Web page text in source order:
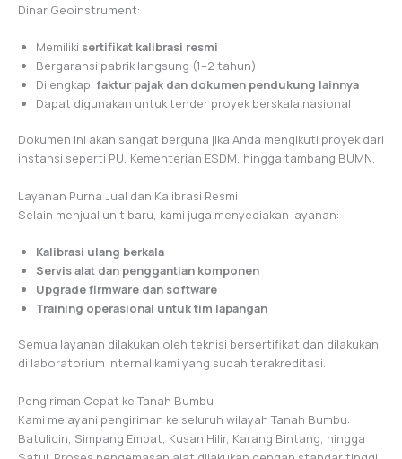
Dinar Geoinstrument:
Memiliki sertifikat kalibrasi resmi
Bergaransi pabrik langsung (1–2 tahun)
Dilengkapi faktur pajak dan dokumen pendukung lainnya
Dapat digunakan untuk tender proyek berskala nasional
Dokumen ini akan sangat berguna jika Anda mengikuti proyek dari
instansi seperti PU, Kementerian ESDM, hingga tambang BUMN.
Layanan Purna Jual dan Kalibrasi Resmi
Selain menjual unit baru, kami juga menyediakan layanan:
Kalibrasi ulang berkala
Servis alat dan penggantian komponen
Upgrade firmware dan software
Training operasional untuk tim lapangan
Semua layanan dilakukan oleh teknisi bersertifikat dan dilakukan
di laboratorium internal kami yang sudah terakreditasi.
Pengiriman Cepat ke Tanah Bumbu
Kami melayani pengiriman ke seluruh wilayah Tanah Bumbu:
Batulicin, Simpang Empat, Kusan Hilir, Karang Bintang, hingga